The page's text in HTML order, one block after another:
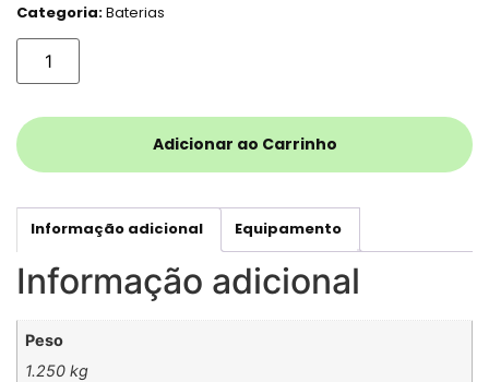
Categoria:Baterias
Adicionar ao Carrinho
Informação adicional Equipamento
Informação adicional
Peso
1.250 kg